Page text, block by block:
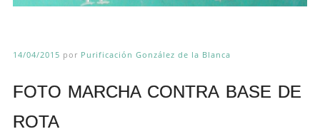
14/04/2015 por Purificación González de la Blanca
FOTO MARCHA CONTRA BASE DE
ROTA